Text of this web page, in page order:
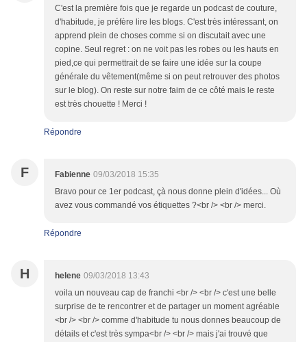
C'est la première fois que je regarde un podcast de couture,
d'habitude, je préfère lire les blogs. C'est très intéressant, on
apprend plein de choses comme si on discutait avec une
copine. Seul regret : on ne voit pas les robes ou les hauts en
pied,ce qui permettrait de se faire une idée sur la coupe
générale du vêtement(même si on peut retrouver des photos
sur le blog). On reste sur notre faim de ce côté mais le reste
est très chouette ! Merci !
Répondre
F Fabienne 09/03/2018 15:35
Bravo pour ce 1er podcast, çà nous donne plein d'idées... Où
avez vous commandé vos étiquettes ?<br /> <br /> merci.
Répondre
H helene 09/03/2018 13:43
voila un nouveau cap de franchi <br /> <br /> c'est une belle
surprise de te rencontrer et de partager un moment agréable
<br /> <br /> comme d'habitude tu nous donnes beaucoup de
détails et c'est très sympa<br /> <br /> mais j'ai trouvé que